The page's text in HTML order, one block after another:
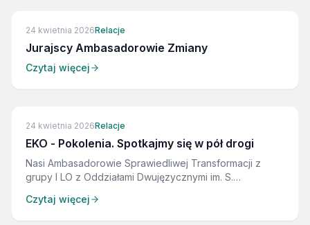
24 kwietnia 2026Relacje
Jurajscy Ambasadorowie Zmiany
Czytaj więcej
24 kwietnia 2026Relacje
EKO - Pokolenia. Spotkajmy się w pół drogi
Nasi Ambasadorowie Sprawiedliwej Transformacji z
grupy I LO z Oddziałami Dwujęzycznymi im. S.
Uniwersytet Trzeciego Wieku udowodnili, że ekologia
Czytaj więcej